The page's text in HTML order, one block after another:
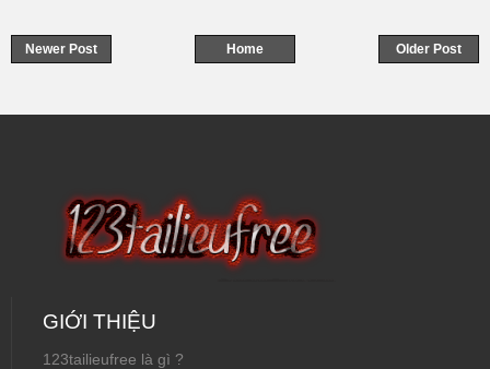
Newer Post Older Post
Home
GIỚI THIỆU
123tailieufree là gì ?